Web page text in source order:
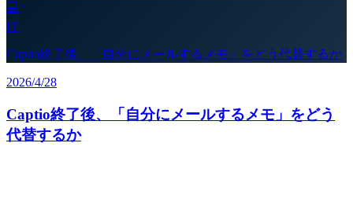
💻
IT
Captio終了後、「自分にメールするメモ」をどう代替するか
2026/4/28
Captio終了後、「自分にメールするメモ」をどう
代替するか